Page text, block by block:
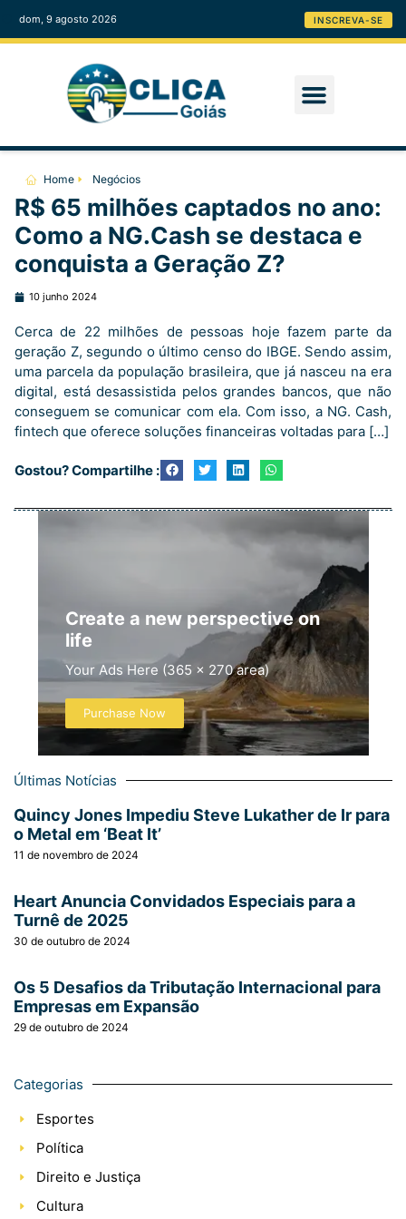
dom, 9 agosto 2026 INSCREVA-SE
Home Negócios
R$ 65 milhões captados no ano:
Como a NG.Cash se destaca e
conquista a Geração Z?
10 junho 2024
Cerca de 22 milhões de pessoas hoje fazem parte da
geração Z, segundo o último censo do IBGE. Sendo assim,
uma parcela da população brasileira, que já nasceu na era
digital, está desassistida pelos grandes bancos, que não
conseguem se comunicar com ela. Com isso, a NG. Cash,
fintech que oferece soluções financeiras voltadas para […]
Gostou? Compartilhe :
Create a new perspective on
life
Your Ads Here (365 x 270 area)
Purchase Now
Últimas Notícias
Quincy Jones Impediu Steve Lukather de Ir para
o Metal em ‘Beat It’
11 de novembro de 2024
Heart Anuncia Convidados Especiais para a
Turnê de 2025
30 de outubro de 2024
Os 5 Desafios da Tributação Internacional para
Empresas em Expansão
29 de outubro de 2024
Categorias
Esportes
Política
Direito e Justiça
Cultura